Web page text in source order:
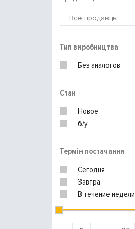
Тип виробництва
Без аналогов
Стан
Новое
б/у
Термін постачання
Сегодня
Завтра
В течение недели